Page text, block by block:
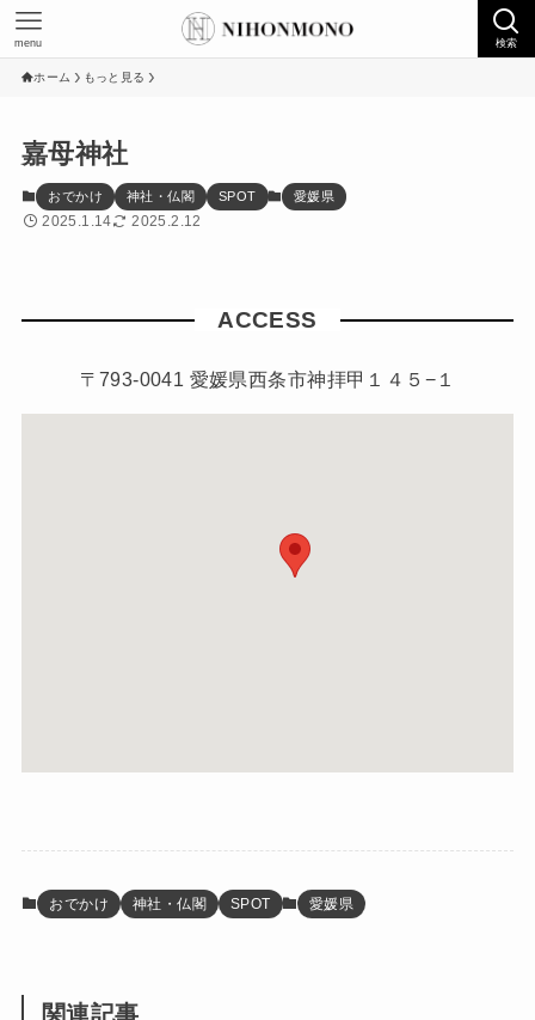
検索
menu
ホーム もっと見る
嘉母神社
おでかけ 神社・仏閣 SPOT 愛媛県
2025.1.14 2025.2.12
ACCESS
〒793-0041 愛媛県西条市神拝甲１４５−１
おでかけ 神社・仏閣 SPOT 愛媛県
関連記事